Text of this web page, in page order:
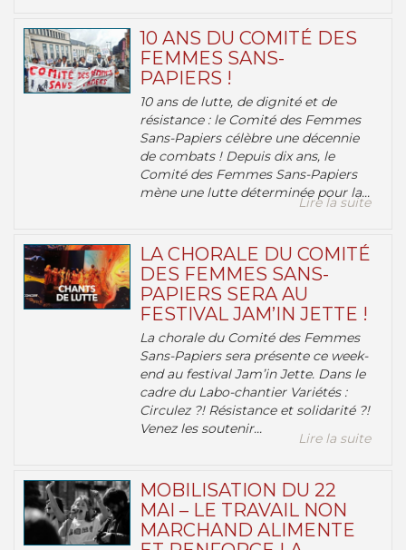
10 ANS DU COMITÉ DES
FEMMES SANS-
PAPIERS !
10 ans de lutte, de dignité et de
résistance : le Comité des Femmes
Sans-Papiers célèbre une décennie
de combats ! Depuis dix ans, le
Comité des Femmes Sans-Papiers
mène une lutte déterminée pour la...
Lire la suite
LA CHORALE DU COMITÉ
DES FEMMES SANS-
PAPIERS SERA AU
FESTIVAL JAM’IN JETTE !
La chorale du Comité des Femmes
Sans-Papiers sera présente ce week-
end au festival Jam’in Jette. Dans le
cadre du Labo-chantier Variétés :
Circulez ?! Résistance et solidarité ?!
Venez les soutenir...
Lire la suite
MOBILISATION DU 22
MAI – LE TRAVAIL NON
MARCHAND ALIMENTE